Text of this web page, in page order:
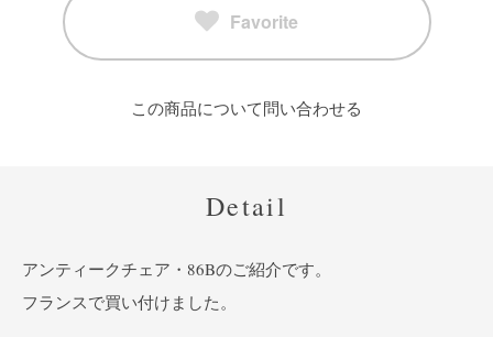
Favorite
この商品について問い合わせる
Detail
アンティークチェア・86Bのご紹介です。
フランスで買い付けました。